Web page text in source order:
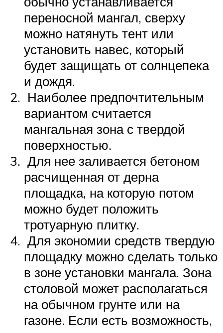
переносной мангал, сверху
можно натянуть тент или
установить навес, который
будет защищать от солнцепека
и дождя.
Наиболее предпочтительным
вариантом считается
мангальная зона с твердой
поверхностью.
Для нее заливается бетоном
расчищенная от дерна
площадка, на которую потом
можно будет положить
тротуарную плитку.
Для экономии средств твердую
площадку можно сделать только
в зоне установки мангала. Зона
столовой может располагаться
на обычном грунте или на
газоне. Если есть возможность,